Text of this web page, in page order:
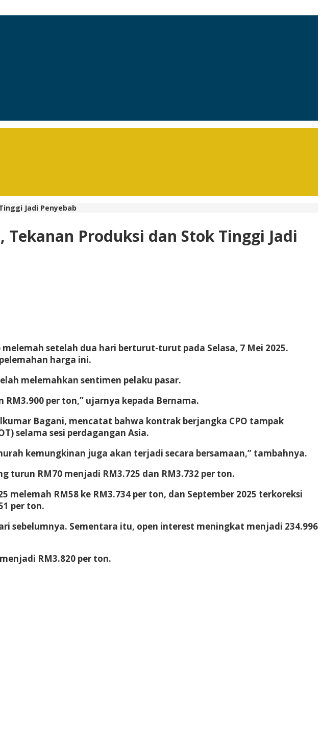
Jadi Penyebab
Produksi dan Stok Tinggi Jadi
setelah dua hari berturut-turut pada Selasa, 7 Mei 2025.
harga ini.
melemahkan sentimen pelaku pasar.
per ton,” ujarnya kepada Bernama.
Bagani, mencatat bahwa kontrak berjangka CPO tampak
selama sesi perdagangan Asia.
kemungkinan juga akan terjadi secara bersamaan,” tambahnya.
turun RM70 menjadi RM3.725 dan RM3.732 per ton.
melemah RM58 ke RM3.734 per ton, dan September 2025 terkoreksi
per ton.
sebelumnya. Sementara itu, open interest meningkat menjadi 234.996
RM3.820 per ton.